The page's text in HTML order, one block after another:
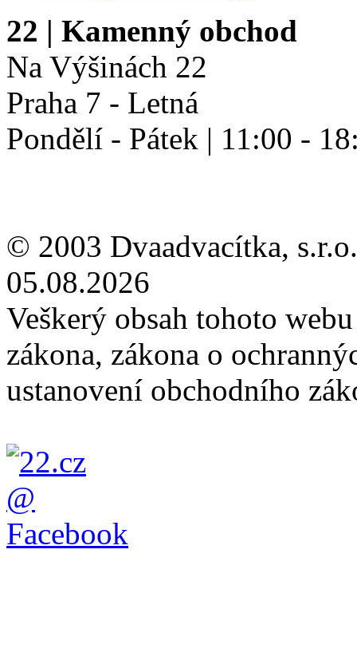
22 | Kamenný obchod
Na Výšinách 22
Praha 7 - Letná
Pondělí - Pátek | 11:00 -
© 2003 Dvaadvacítka,
05.08.2026
Veškerý obsah tohoto
zákona, zákona o
ustanovení obchodního